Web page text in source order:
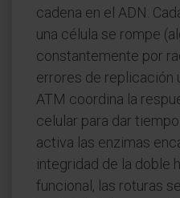
cadena en el ADN.
una célula se rompe
constantemente por
errores de replicación
ATM coordina la
celular para dar
activa las enzimas
integridad de la doble
funcional, las roturas